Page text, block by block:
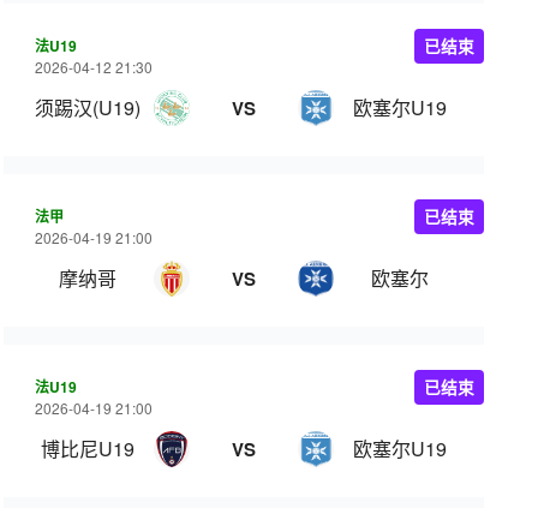
法U19
2026-04-12 21:30
须踢汉(U19) VS 欧塞尔U19
已结束
法甲
2026-04-19 21:00
摩纳哥 VS 欧塞尔
已结束
法U19
2026-04-19 21:00
博比尼U19 VS 欧塞尔U19
已结束